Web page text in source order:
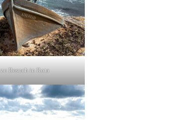
zu Besuch in Rota